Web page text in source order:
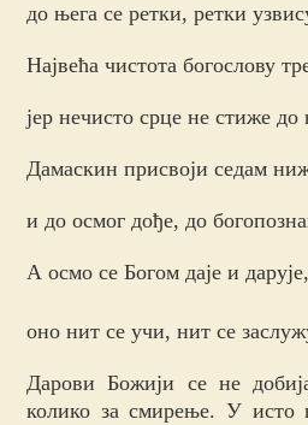
до њега се ретки, ретки
Највећа чистота богослову
јер нечисто срце не стиже до
Дамаскин присвоји седам
и до осмог дође, до
А осмо се Богом даје и дарује,
оно нит се учи, нит се
Дарови Божији се не
колико за смирење. У исто